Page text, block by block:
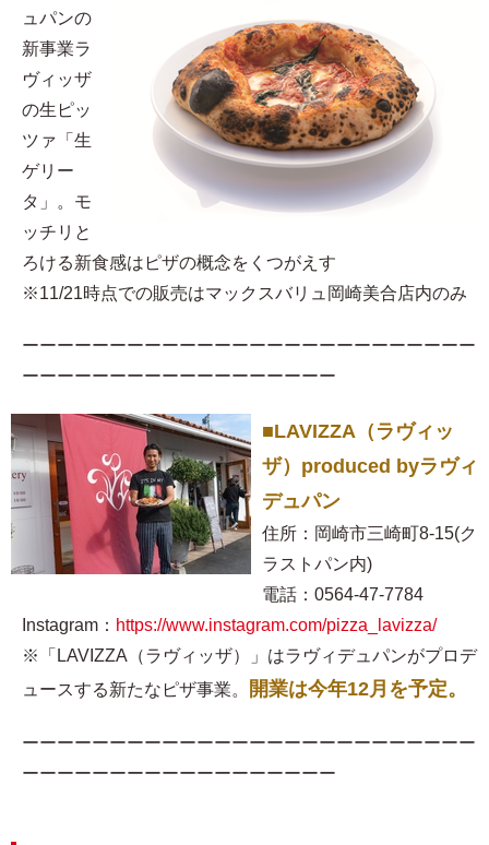
ュパンの
新事業ラ
ヴィッザ
の生ピッ
ツァ「生
ゲリー
タ」。モ
ッチリと
ろける新食感はピザの概念をくつがえす
※11/21時点での販売はマックスバリュ岡崎美合店内のみ
ーーーーーーーーーーーーーーーーーーーーーーーーーー
ーーーーーーーーーーーーーーーーーー
■LAVIZZA（ラヴィッ
ザ）produced byラヴィ
デュパン
住所：岡崎市三崎町8-15(ク
ラストパン内)
電話：0564-47-7784
Instagram： https://www.instagram.com/pizza_lavizza/
※「LAVIZZA（ラヴィッザ）」はラヴィデュパンがプロデ
ュースする新たなピザ事業。
開業は今年12月を予定。
ーーーーーーーーーーーーーーーーーーーーーーーーーー
ーーーーーーーーーーーーーーーーーー